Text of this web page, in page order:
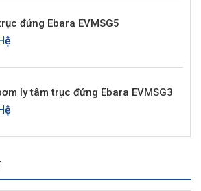
đứng Ebara EVMSG5
ly tâm trục đứng Ebara EVMSG3